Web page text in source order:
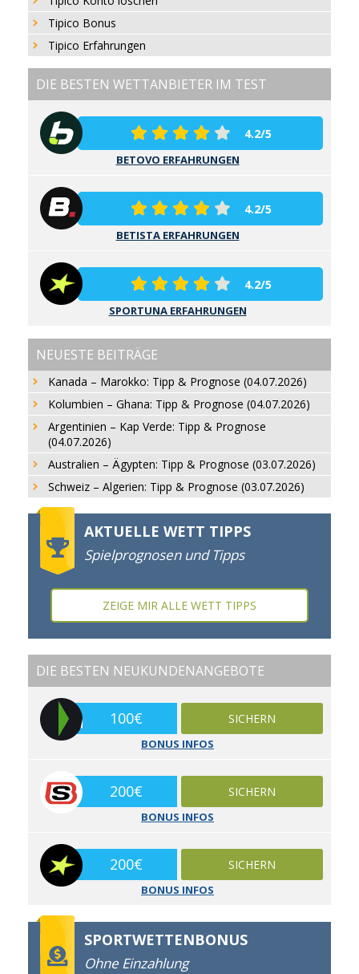
Tipico Bonus
Tipico Erfahrungen
DIE BESTEN WETTANBIETER IM TEST
4.2/5
BETOVO ERFAHRUNGEN
4.2/5
BETISTA ERFAHRUNGEN
4.2/5
SPORTUNA ERFAHRUNGEN
NEUESTE BEITRÄGE
Kanada – Marokko: Tipp & Prognose (04.07.2026)
Kolumbien – Ghana: Tipp & Prognose (04.07.2026)
Argentinien – Kap Verde: Tipp & Prognose
(04.07.2026)
Australien – Ägypten: Tipp & Prognose (03.07.2026)
Schweiz – Algerien: Tipp & Prognose (03.07.2026)
AKTUELLE WETT TIPPS
Spielprognosen und Tipps
ZEIGE MIR ALLE WETT TIPPS
DIE BESTEN NEUKUNDENANGEBOTE
100€ SICHERN
BONUS INFOS
200€ SICHERN
BONUS INFOS
200€ SICHERN
BONUS INFOS
SPORTWETTENBONUS
Ohne Einzahlung